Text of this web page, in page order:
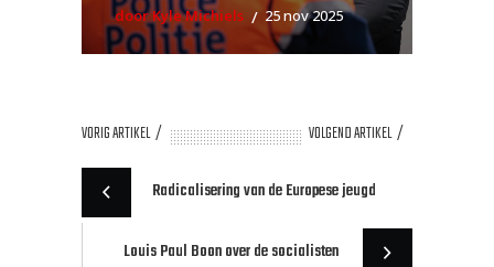
door Kyle Michiels 25 nov 2025
VORIG ARTIKEL VOLGEND ARTIKEL
Radicalisering van de Europese jeugd
Louis Paul Boon over de socialisten